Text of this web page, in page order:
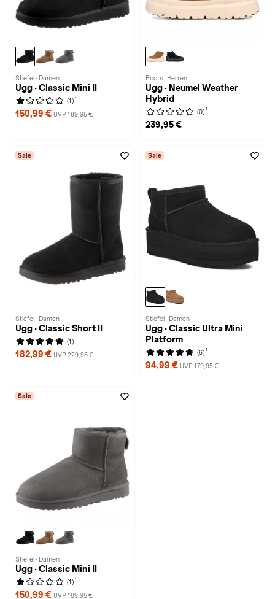
Stiefel · Damen
Ugg · Classic Mini II
(1) 1
150,99 € UVP 189,95 €
Boots · Herren
Ugg · Neumel Weather
Hybrid
(0) 1
239,95 €
Sale
Stiefel · Damen
Ugg · Classic Short II
(1) 1
182,99 € UVP 229,95 €
Sale
Stiefel · Damen
Ugg · Classic Ultra Mini
Platform
(6) 1
94,99 € UVP 179,95 €
Sale
Stiefel · Damen
Ugg · Classic Mini II
(1) 1
150,99 € UVP 189,95 €